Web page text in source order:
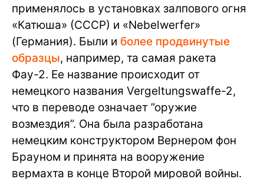
применялось в установках залпового огня
«Катюша» (СССР) и «Nebelwerfer»
(Германия). Были и более продвинутые
образцы, например, та самая ракета
Фау-2. Ее название происходит от
немецкого названия Vergeltungswaffe-2,
что в переводе означает ”оружие
возмездия”. Она была разработана
немецким конструктором Вернером фон
Брауном и принята на вооружение
вермахта в конце Второй мировой войны.